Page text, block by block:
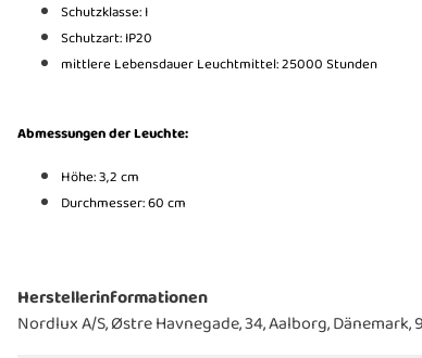
Schutzklasse: I
Schutzart: IP20
mittlere Lebensdauer Leuchtmittel: 25000 Stunden
Abmessungen der Leuchte:
Höhe: 3,2 cm
Durchmesser: 60 cm
Herstellerinformationen
Nordlux A/S, Østre Havnegade, 34, Aalborg,